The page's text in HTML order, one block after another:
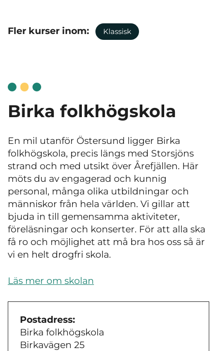
Fler kurser inom: Klassisk
Birka folkhögskola
En mil utanför Östersund ligger Birka
folkhögskola, precis längs med Storsjöns
strand och med utsikt över Årefjällen. Här
möts du av engagerad och kunnig
personal, många olika utbildningar och
människor från hela världen. Vi gillar att
bjuda in till gemensamma aktiviteter,
föreläsningar och konserter. För att alla ska
få ro och möjlighet att må bra hos oss så är
vi en helt drogfri skola.
Läs mer om skolan
Postadress:
Birka folkhögskola
Birkavägen 25